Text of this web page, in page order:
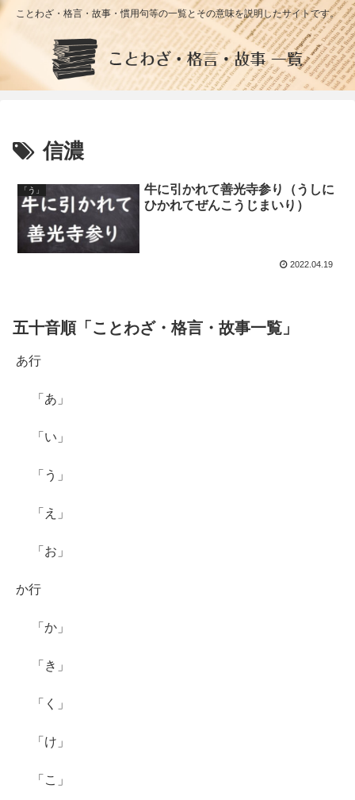
ことわざ・格言・故事・慣用句等の一覧とその意味を説明したサイトです。
信濃
「う」
牛に引かれて善光寺参り（うしに
ひかれてぜんこうじまいり）
2022.04.19
五十音順「ことわざ・格言・故事一覧」
あ行
「あ」
「い」
「う」
「え」
「お」
か行
「か」
「き」
「く」
「け」
「こ」